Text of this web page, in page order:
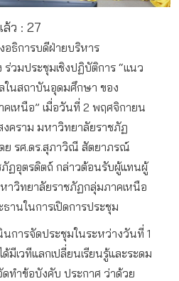
ว : 27
อธิการบดีฝ่ายบริหาร
วมประชุมเชิงปฏิบัติการ “แนว
นสถาบันอุดมศึกษา ของ
เหนือ” เมื่อวันที่ 2 พฤศจิกายน
คราม มหาวิทยาลัยราชภัฏ
ย รศ.ดร.สุภาวิณี สัตยาภรณ์
ฏอุตรดิตถ์ กล่าวต้อนรับผู้แทนผู้
าวิทยาลัยราชภัฏกลุ่มภาคเหนือ
านในการเปิดการประชุม
นการจัดประชุมในระหว่างวันที่ 1
เวทีแลกเปลี่ยนเรียนรู้และระดม
ทำข้อบังคับ ประกาศ ว่าด้วย